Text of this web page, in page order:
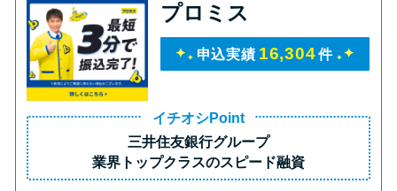
プロミス
申込実績 16,304 件
イチオシPoint
三井住友銀行グループ
業界トップクラスのスピード融資